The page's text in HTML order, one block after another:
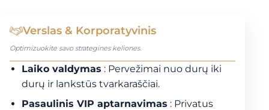
Verslas & Korporatyvinis
Optimizuokite savo strategines keliones.
Laiko valdymas : Pervežimai nuo durų iki
durų ir lankstūs tvarkaraščiai.
Pasaulinis VIP aptarnavimas : Privatus